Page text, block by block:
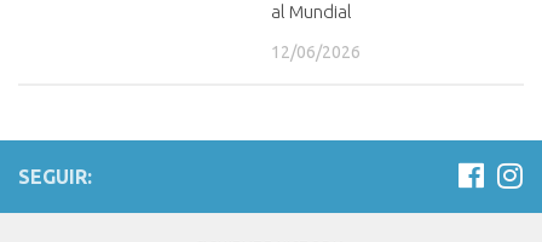
al Mundial
12/06/2026
SEGUIR: